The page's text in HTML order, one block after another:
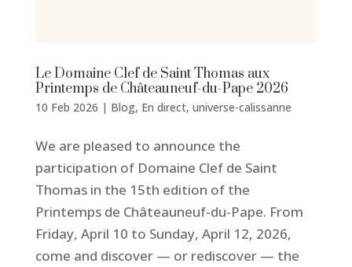
Le Domaine Clef de Saint Thomas aux
Printemps de Châteauneuf-du-Pape 2026
10 Feb 2026 | Blog, En direct, universe-calissanne
We are pleased to announce the
participation of Domaine Clef de Saint
Thomas in the 15th edition of the
Printemps de Châteauneuf-du-Pape. From
Friday, April 10 to Sunday, April 12, 2026,
come and discover — or rediscover — the